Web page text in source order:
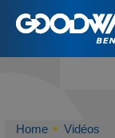
Home Vidéos